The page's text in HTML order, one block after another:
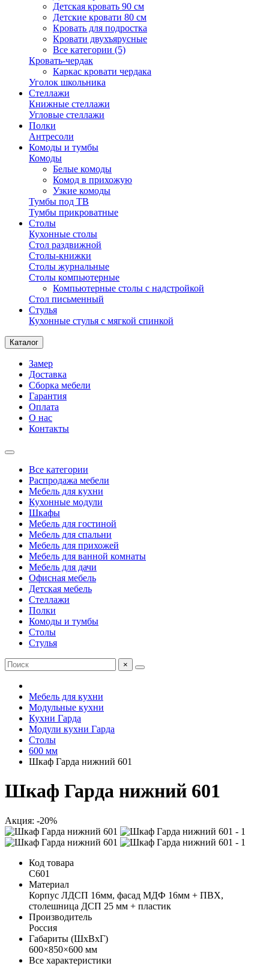
Детская кровать 90 см
Детские кровати 80 см
Кровать для подростка
Кровати двухъярусные
Все категории (5)
Кровать-чердак
Каркас кровати чердака
Уголок школьника
Стеллажи
Книжные стеллажи
Угловые стеллажи
Полки
Антресоли
Комоды и тумбы
Комоды
Белые комоды
Комод в прихожую
Узкие комоды
Тумбы под ТВ
Тумбы прикроватные
Столы
Кухонные столы
Стол раздвижной
Столы-книжки
Столы журнальные
Столы компьютерные
Компьютерные столы с надстройкой
Стол письменный
Стулья
Кухонные стулья с мягкой спинкой
Каталог
Замер
Доставка
Сборка мебели
Гарантия
Оплата
О нас
Контакты
Все категории
Распродажа мебели
Мебель для кухни
Кухонные модули
Шкафы
Мебель для гостиной
Мебель для спальни
Мебель для прихожей
Мебель для ванной комнаты
Мебель для дачи
Офисная мебель
Детская мебель
Стеллажи
Полки
Комоды и тумбы
Столы
Стулья
×
Мебель для кухни
Модульные кухни
Кухни Гарда
Модули кухни Гарда
Столы
600 мм
Шкаф Гарда нижний 601
Шкаф Гарда нижний 601
Акция: -20%
Код товара
С601
Материал
Корпус ЛДСП 16мм, фасад МДФ 16мм + ПВХ,
столешница ДСП 25 мм + пластик
Производитель
Россия
Габариты (ШхВхГ)
600×850×600 мм
Все характеристики